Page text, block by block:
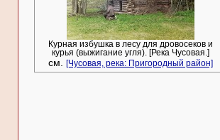
Курная избушка в лесу для дровосеков и
курья (выжигание угля). [Река Чусовая.]
см. [Чусовая, река: Пригородный район]